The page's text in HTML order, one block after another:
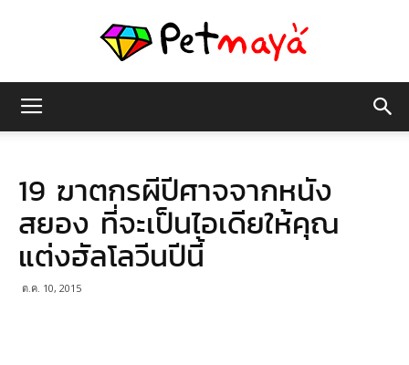
มายา
19 ฆาตกรผีปีศาจจากหนัง
สยอง ที่จะเป็นไอเดียให้คุณ
แต่งฮัลโลวีนปีนี้
ต.ค. 10, 2015